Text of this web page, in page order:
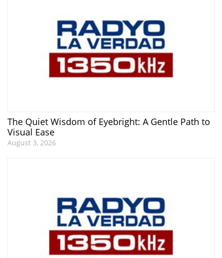
The Quiet Wisdom of Eyebright: A Gentle Path to
Visual Ease
August 3, 2026